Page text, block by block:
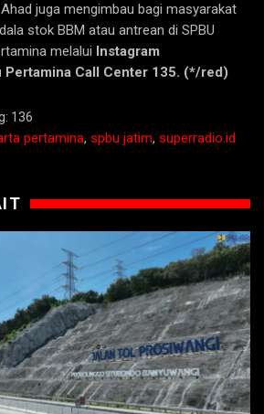
juga mengimbau bagi masyarakat
stok BBM atau antrean di SPBU
melalui Instagram
Pertamina Call Center 135. (*/red)
136
pertamina, spbu jatim, superradio.id